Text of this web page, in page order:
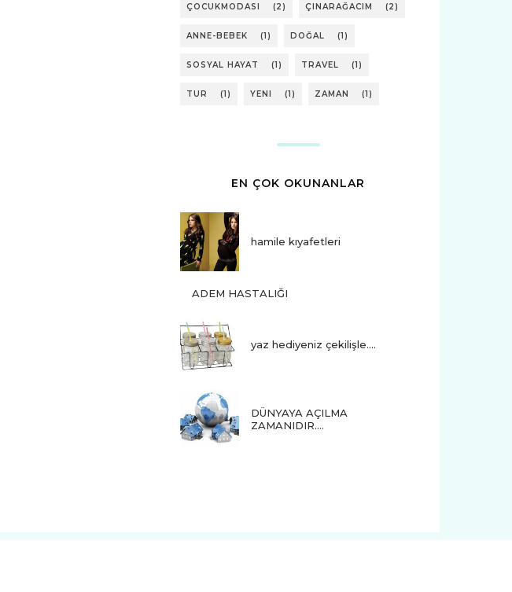
ÇOCUKMODASI (2) ÇINARAĞACIM (2)
ANNE-BEBEK (1) DOĞAL (1)
SOSYAL HAYAT (1) TRAVEL (1)
TUR (1) YENI (1) ZAMAN (1)
EN ÇOK OKUNANLAR
hamile kıyafetleri
ADEM HASTALIĞI
yaz hediyeniz çekilişle....
DÜNYAYA AÇILMA
ZAMANIDIR….